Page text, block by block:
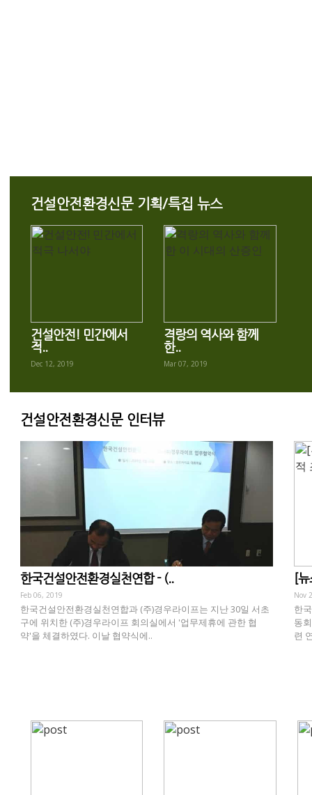
건설안전환경신문 기획/특집 뉴스
건설안전! 민간에서
적..
Dec 12, 2019
격랑의 역사와 함께
한..
Mar 07, 2019
건설안전환경신문 인터뷰
한국건설안전환경실천연합 - (..
Feb 06, 2019
한국건설안전환경실천연합과 (주)경우라이프는 지난 30일 서초
구에 위치한 (주)경우라이프 회의실에서 '업무제휴에 관한 협
약'을 체결하였다. 이날 협약식에..
[
Nov
한
동
련